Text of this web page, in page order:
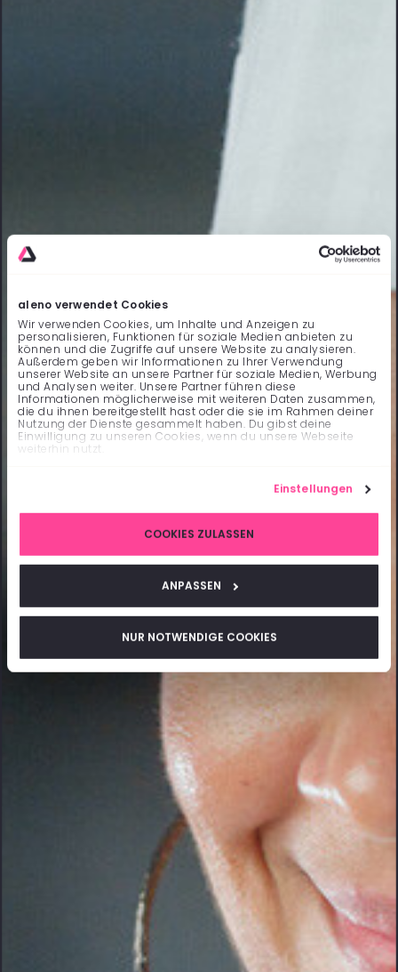
aleno verwendet Cookies
Wir verwenden Cookies, um Inhalte und Anzeigen zu
personalisieren, Funktionen für soziale Medien anbieten zu
können und die Zugriffe auf unsere Website zu analysieren.
Außerdem geben wir Informationen zu Ihrer Verwendung
unserer Website an unsere Partner für soziale Medien, Werbung
und Analysen weiter. Unsere Partner führen diese
Informationen möglicherweise mit weiteren Daten zusammen,
die du ihnen bereitgestellt hast oder die sie im Rahmen deiner
Nutzung der Dienste gesammelt haben. Du gibst deine
Einwilligung zu unseren Cookies, wenn du unsere Webseite
weiterhin nutzt.
Einstellungen
COOKIES ZULASSEN
ANPASSEN
NUR NOTWENDIGE COOKIES